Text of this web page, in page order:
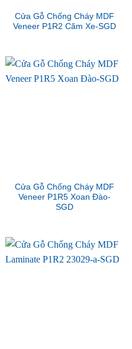
Cửa Gỗ Chống Cháy MDF
Veneer P1R2 Căm Xe-SGD
Cửa Gỗ Chống Cháy MDF
Veneer P1R5 Xoan Đào-
SGD